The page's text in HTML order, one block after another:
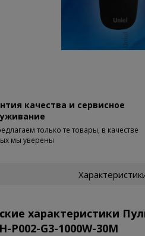
качества и сервисное
только те товары, в качестве
мы уверены
характеристики
P002-G3-1000W-30M